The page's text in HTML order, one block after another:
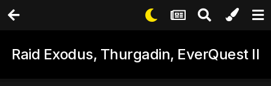
Raid Exodus, Thurgadin, EverQuest II